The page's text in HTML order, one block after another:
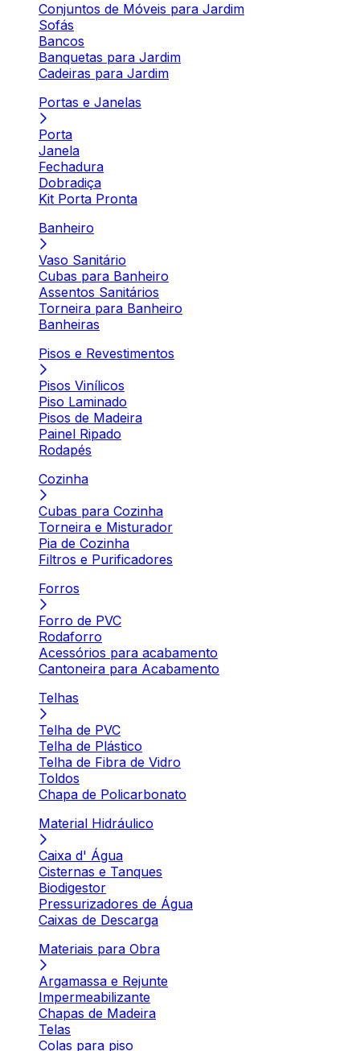
Conjuntos de Móveis para Jardim
Sofás
Bancos
Banquetas para Jardim
Cadeiras para Jardim
Portas e Janelas
Porta
Janela
Fechadura
Dobradiça
Kit Porta Pronta
Banheiro
Vaso Sanitário
Cubas para Banheiro
Assentos Sanitários
Torneira para Banheiro
Banheiras
Pisos e Revestimentos
Pisos Vinílicos
Piso Laminado
Pisos de Madeira
Painel Ripado
Rodapés
Cozinha
Cubas para Cozinha
Torneira e Misturador
Pia de Cozinha
Filtros e Purificadores
Forros
Forro de PVC
Rodaforro
Acessórios para acabamento
Cantoneira para Acabamento
Telhas
Telha de PVC
Telha de Plástico
Telha de Fibra de Vidro
Toldos
Chapa de Policarbonato
Material Hidráulico
Caixa d' Água
Cisternas e Tanques
Biodigestor
Pressurizadores de Água
Caixas de Descarga
Materiais para Obra
Argamassa e Rejunte
Impermeabilizante
Chapas de Madeira
Telas
Colas para piso